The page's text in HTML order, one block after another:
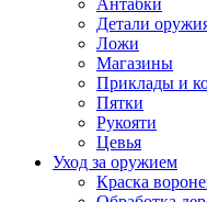
Антабки
Детали
Ложи
Магазины
Приклады и
Пятки
Рукояти
Цевья
Уход за оружием
Краска